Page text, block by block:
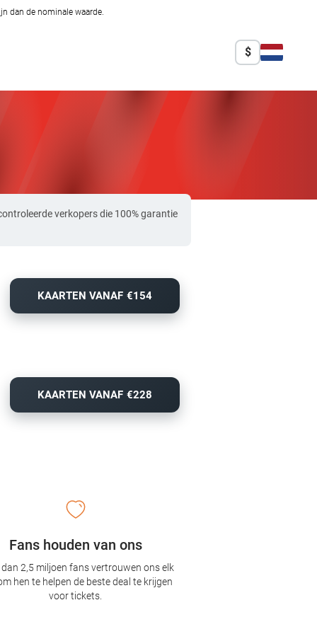
dan de nominale waarde.
$
verkopers die 100% garantie
KAARTEN VANAF €154
KAARTEN VANAF €228
Fans houden van ons
2,5 miljoen fans vertrouwen ons elk
hen te helpen de beste deal te krijgen
voor tickets.